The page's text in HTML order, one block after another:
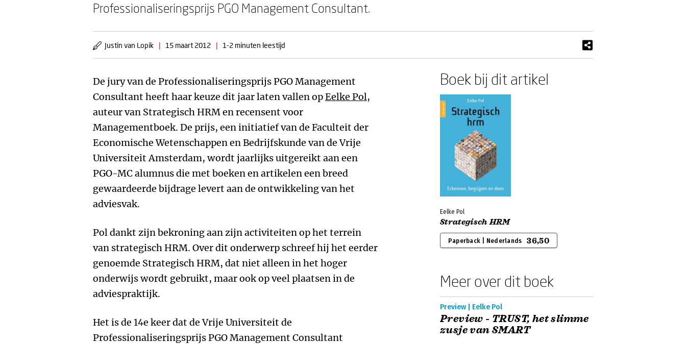
Professionaliseringsprijs PGO Management Consultant.
Justin van Lopik | 15 maart 2012 | 1-2 minuten leestijd
De jury van de Professionaliseringsprijs PGO Management
Consultant heeft haar keuze dit jaar laten vallen opEelke Pol,
auteur van Strategisch HRM en recensent voor
Managementboek. De prijs, een initiatief van de Faculteit der
Economische Wetenschappen en Bedrijfskunde van de Vrije
Universiteit Amsterdam, wordt jaarlijks uitgereikt aan een
PGO-MC alumnus die met boeken en artikelen een breed
gewaardeerde bijdrage levert aan de ontwikkeling van het
adviesvak.
Pol dankt zijn bekroning aan zijn activiteiten op het terrein
van strategisch HRM. Over dit onderwerp schreef hij het eerder
genoemde Strategisch HRM, dat niet alleen in het hoger
onderwijs wordt gebruikt, maar ook op veel plaatsen in de
adviespraktijk.
Het is de 14e keer dat de Vrije Universiteit de
Professionaliseringsprijs PGO Management Consultant
Boek bij dit artikel
Eelke Pol
Strategisch HRM
Paperback | Nederlands 36,50
Meer over dit boek
Preview | Eelke Pol
Preview - TRUST, het slimme
zusje van SMART